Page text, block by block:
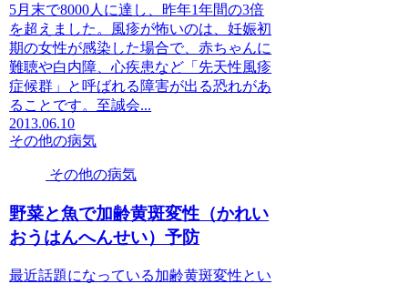
5月末で8000人に達し、昨年1年間の3倍
を超えました。風疹が怖いのは、妊娠初
期の女性が感染した場合で、赤ちゃんに
難聴や白内障、心疾患など「先天性風疹
症候群」と呼ばれる障害が出る恐れがあ
ることです。至誠会...
2013.06.10
その他の病気
その他の病気
野菜と魚で加齢黄斑変性（かれい
おうはんへんせい）予防
最近話題になっている加齢黄斑変性とい